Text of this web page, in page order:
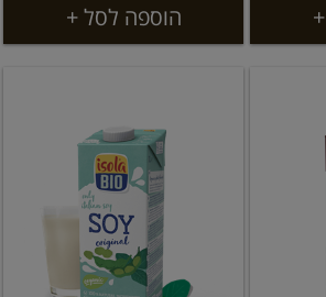
הוספה לסל +